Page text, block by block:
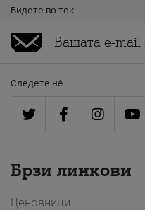
Бидете во тек
Следете нè
Брзи линкови
Ценовници